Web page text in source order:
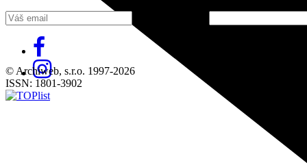
© Archiweb, s.r.o. 1997-2026
ISSN: 1801-3902